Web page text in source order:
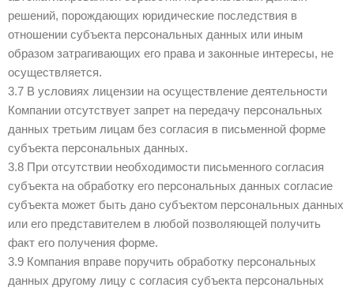
решений, порождающих юридические последствия в
отношении субъекта персональных данных или иным
образом затрагивающих его права и законные интересы, не
осуществляется.
3.7 В условиях лицензии на осуществление деятельности
Компании отсутствует запрет на передачу персональных
данных третьим лицам без согласия в письменной форме
субъекта персональных данных.
3.8 При отсутствии необходимости письменного согласия
субъекта на обработку его персональных данных согласие
субъекта может быть дано субъектом персональных данных
или его представителем в любой позволяющей получить
факт его получения форме.
3.9 Компания вправе поручить обработку персональных
данных другому лицу с согласия субъекта персональных